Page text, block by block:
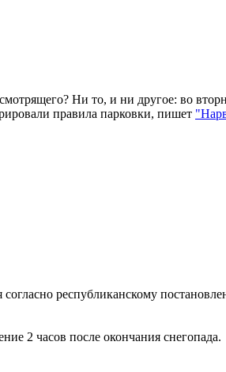
Ни то, и ни другое: во
правила парковки, пишет
согласно республиканскому
2 часов после окончания снегопада.